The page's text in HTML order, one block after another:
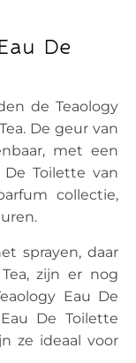
De
de Teaology
De geur van
met een
De Toilette van
collectie,
sprayen, daar
zijn er nog
Eau De
De Toilette
ze ideaal voor